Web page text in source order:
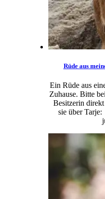
Rüde aus
Ein Rüde aus
Zuhause. Bitte
Besitzerin
sie über